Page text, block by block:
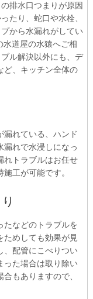
排水口つまりが原因
たり、蛇口や水栓、
から水漏れがしてい
水道屋の水猿へご相
ル解決以外にも、デ
ど、キッチン全体の
漏れている、ハンド
漏れで水浸しになっ
れトラブルはお任せ
施工が可能です。
たなどのトラブルを
めしても効果が見
、配管にこべりつい
った場合は取り除い
もありますので、